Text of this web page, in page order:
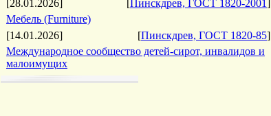
[28.01.2026]
[Пинскдрев, ГОСТ 1820-2001]
Мебель (Furniture)
[14.01.2026]
[Пинскдрев, ГОСТ 1820-85]
Международное сообщество детей-сирот, инвалидов и
малоимущих